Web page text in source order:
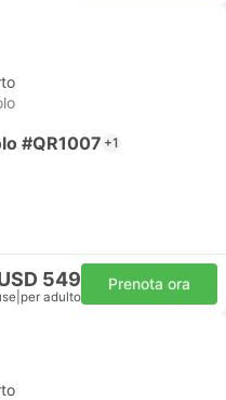
#QR1007 +1
549
per adulto
Prenota ora